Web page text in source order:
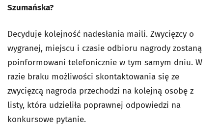
Szumańska?
Decyduje kolejność nadesłania maili. Zwycięzcy o
wygranej, miejscu i czasie odbioru nagrody zostaną
poinformowani telefonicznie w tym samym dniu. W
razie braku możliwości skontaktowania się ze
zwycięzcą nagroda przechodzi na kolejną osobę z
listy, która udzieliła poprawnej odpowiedzi na
konkursowe pytanie.